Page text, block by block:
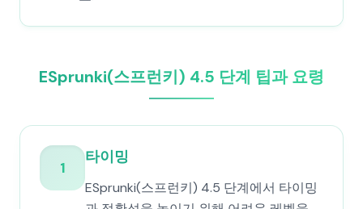
ESprunki(스프런키) 4.5 단계 팁과 요령
1
타이밍
ESprunki(스프런키) 4.5 단계에서 타이밍